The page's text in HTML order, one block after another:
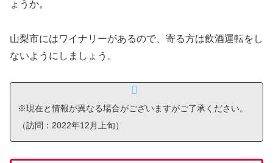
ょうか。
山梨市にはワイナリーがあるので、寄る方は飲酒運転をし
ないようにしましょう。
※現在と情報が異なる場合がございますがご了承ください。
（訪問：2022年12月上旬）